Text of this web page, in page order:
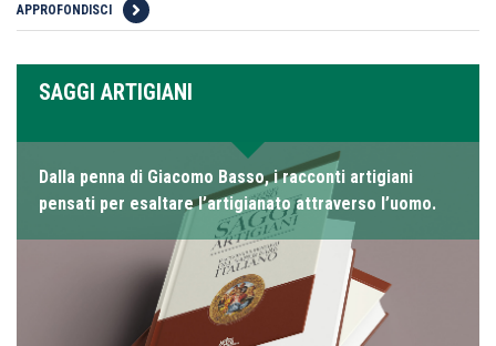
APPROFONDISCI
SAGGI ARTIGIANI
Dalla penna di Giacomo Basso, i racconti artigiani
pensati per esaltare l’artigianato attraverso l’uomo.